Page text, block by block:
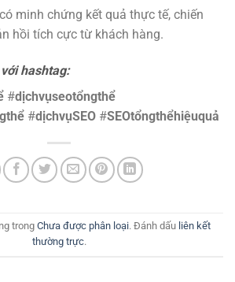
minh chứng kết quả thực tế, chiến
hồi tích cực từ khách hàng.
hashtag:
#dịchvụseotổngthể
#dịchvụSEO #SEOtổngthểhiệuquả
trong Chưa được phân loại. Đánh dấu liên kết
thường trực.